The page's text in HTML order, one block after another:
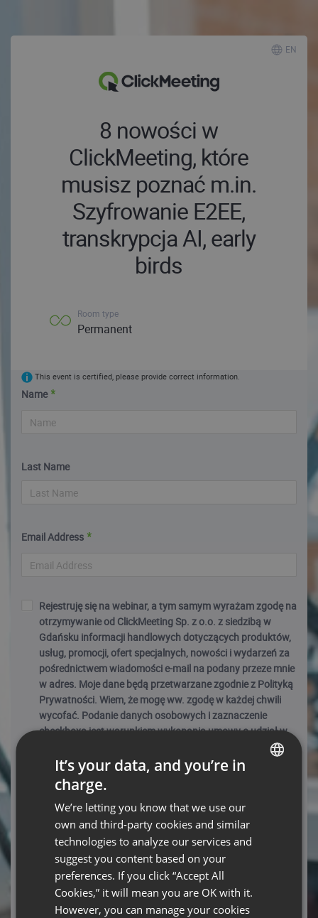
EN
8 nowości w
ClickMeeting, które
musisz poznać m.in.
Szyfrowanie E2EE,
transkrypcja AI, early
birds
Room type
Permanent
This event is certified, please provide correct information.
Name
Last Name
Email Address
Rejestruję się na webinar, a tym samym wyrażam zgodę na
otrzymywanie od ClickMeeting Sp. z o.o. z siedzibą w
Gdańsku informacji handlowych dotyczących produktów,
usług, promocji, ofert specjalnych, nowości i wydarzeń za
pośrednictwem wiadomości e-mail na podany przeze mnie
w adres. Moje dane będą przetwarzane zgodnie z Polityką
Prywatności. Wiem, że mogę ww. zgodę w każdej chwili
wycofać. Podanie danych osobowych i zaznaczenie
checkboxa jest warunkiem wykonania umowy o udział w
ale niezbędne do wzięcia udziału w webinarium).
Polityka Prywatności ClickMeeting
Required fields
REGISTER NOW
FRENCH
POLISH
RUSSIAN
SPANISH
It’s your data, and you’re in
charge.
We’re letting you know that we use our
own and third-party cookies and similar
technologies to analyze our services and
suggest you content based on your
preferences. If you click “Accept All
Cookies,” it will mean you are OK with it.
However, you can manage your cookies